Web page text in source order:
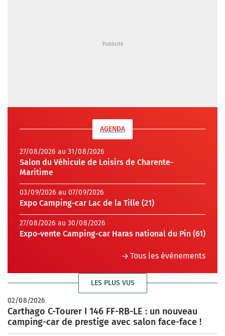
AGENDA
27/08/2026 au 31/08/2026
Salon du Véhicule de Loisirs de Charente-
Maritime
03/09/2026 au 07/09/2026
Expo Camping-car Lac de la Tille (21)
27/08/2026 au 30/08/2026
Expo-vente Camping-car Haras national du Pin (61)
Tous les évènements
LES PLUS VUS
02/08/2026
Carthago C-Tourer I 146 FF-RB-LE : un nouveau
camping-car de prestige avec salon face-face !